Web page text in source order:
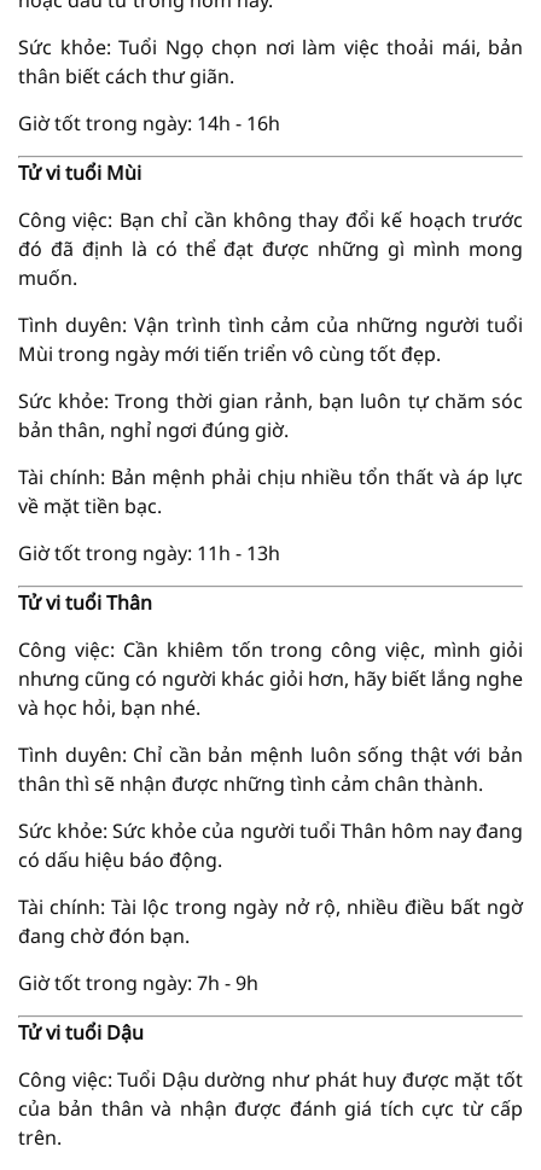
Sức khỏe: Tuổi Ngọ chọn nơi làm việc thoải mái, bản
thân biết cách thư giãn.
Giờ tốt trong ngày: 14h - 16h
Tử vi tuổi Mùi
Công việc: Bạn chỉ cần không thay đổi kế hoạch trước
đó đã định là có thể đạt được những gì mình mong
muốn.
Tình duyên: Vận trình tình cảm của những người tuổi
Mùi trong ngày mới tiến triển vô cùng tốt đẹp.
Sức khỏe: Trong thời gian rảnh, bạn luôn tự chăm sóc
bản thân, nghỉ ngơi đúng giờ.
Tài chính: Bản mệnh phải chịu nhiều tổn thất và áp lực
về mặt tiền bạc.
Giờ tốt trong ngày: 11h - 13h
Tử vi tuổi Thân
Công việc: Cần khiêm tốn trong công việc, mình giỏi
nhưng cũng có người khác giỏi hơn, hãy biết lắng nghe
và học hỏi, bạn nhé.
Tình duyên: Chỉ cần bản mệnh luôn sống thật với bản
thân thì sẽ nhận được những tình cảm chân thành.
Sức khỏe: Sức khỏe của người tuổi Thân hôm nay đang
có dấu hiệu báo động.
Tài chính: Tài lộc trong ngày nở rộ, nhiều điều bất ngờ
đang chờ đón bạn.
Giờ tốt trong ngày: 7h - 9h
Tử vi tuổi Dậu
Công việc: Tuổi Dậu dường như phát huy được mặt tốt
của bản thân và nhận được đánh giá tích cực từ cấp
trên.